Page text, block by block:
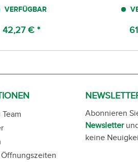
VERFÜGBAR
42,27 € *
Abonnieren
Newsletter
keine